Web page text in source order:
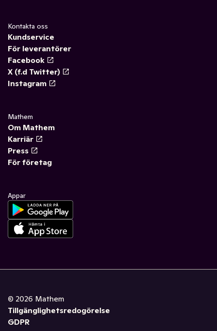
Kontakta oss
Kundservice
För leverantörer
Facebook
X (f.d Twitter)
Instagram
Mathem
Om Mathem
Karriär
Press
För företag
Appar
© 2026 Mathem
Tillgänglighetsredogörelse
GDPR